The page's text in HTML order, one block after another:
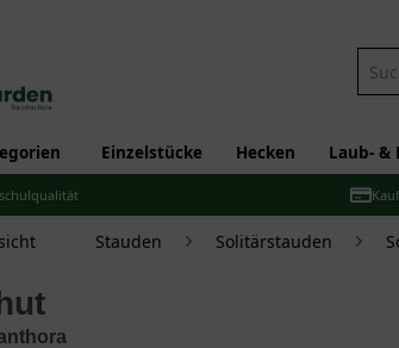
Einzelstücke Hecken Laub- &
Stauden Solitärstauden